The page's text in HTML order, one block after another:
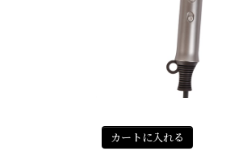
カートに入れる